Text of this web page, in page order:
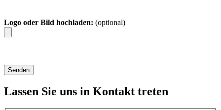
Logo oder Bild hochladen: (optional)
Lassen Sie uns in Kontakt treten